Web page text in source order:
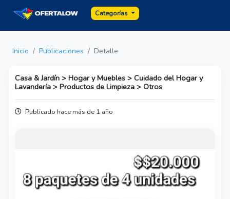
Categorías
Inicio Publicaciones Detalle
Casa & Jardín > Hogar y Muebles > Cuidado del Hogar y
Lavandería > Productos de Limpieza > Otros
Publicado hace más de 1 año